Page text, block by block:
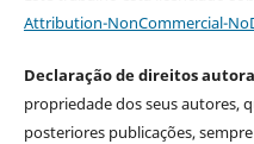
Attribution-NonCommercial-
Declaração de direitos
propriedade dos seus autores,
posteriores publicações,